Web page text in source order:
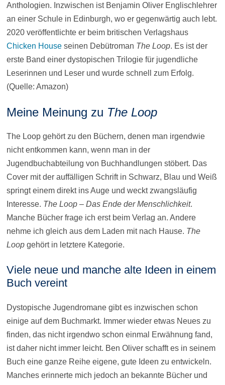
Anthologien. Inzwischen ist Benjamin Oliver Englischlehrer
an einer Schule in Edinburgh, wo er gegenwärtig auch lebt.
2020 veröffentlichte er beim britischen Verlagshaus
Chicken Houseseinen Debütroman The Loop. Es ist der
erste Band einer dystopischen Trilogie für jugendliche
Leserinnen und Leser und wurde schnell zum Erfolg.
(Quelle: Amazon)
Meine Meinung zu The Loop
The Loop gehört zu den Büchern, denen man irgendwie
nicht entkommen kann, wenn man in der
Jugendbuchabteilung von Buchhandlungen stöbert. Das
Cover mit der auffälligen Schrift in Schwarz, Blau und Weiß
springt einem direkt ins Auge und weckt zwangsläufig
Interesse. The Loop – Das Ende der Menschlichkeit.
Manche Bücher frage ich erst beim Verlag an. Andere
nehme ich gleich aus dem Laden mit nach Hause. The
Loopgehört in letztere Kategorie.
Viele neue und manche alte Ideen in einem
Buch vereint
Dystopische Jugendromane gibt es inzwischen schon
einige auf dem Buchmarkt. Immer wieder etwas Neues zu
finden, das nicht irgendwo schon einmal Erwähnung fand,
ist daher nicht immer leicht. Ben Oliver schafft es in seinem
Buch eine ganze Reihe eigene, gute Ideen zu entwickeln.
Manches erinnerte mich jedoch an bekannte Bücher und